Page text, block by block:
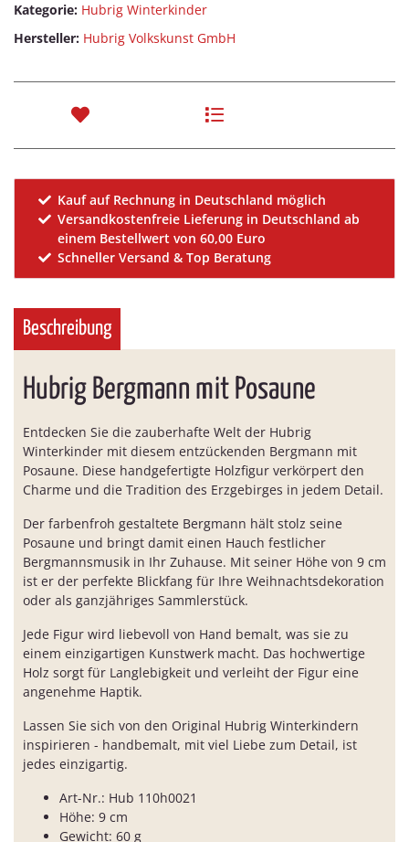
Kategorie: Hubrig Winterkinder
Hersteller: Hubrig Volkskunst GmbH
Kauf auf Rechnung in Deutschland möglich
Versandkostenfreie Lieferung in Deutschland ab
einem Bestellwert von 60,00 Euro
Schneller Versand & Top Beratung
Beschreibung
Hubrig Bergmann mit Posaune
Entdecken Sie die zauberhafte Welt der Hubrig
Winterkinder mit diesem entzückenden Bergmann mit
Posaune. Diese handgefertigte Holzfigur verkörpert den
Charme und die Tradition des Erzgebirges in jedem Detail.
Der farbenfroh gestaltete Bergmann hält stolz seine
Posaune und bringt damit einen Hauch festlicher
Bergmannsmusik in Ihr Zuhause. Mit seiner Höhe von 9 cm
ist er der perfekte Blickfang für Ihre Weihnachtsdekoration
oder als ganzjähriges Sammlerstück.
Jede Figur wird liebevoll von Hand bemalt, was sie zu
einem einzigartigen Kunstwerk macht. Das hochwertige
Holz sorgt für Langlebigkeit und verleiht der Figur eine
angenehme Haptik.
Lassen Sie sich von den Original Hubrig Winterkindern
inspirieren - handbemalt, mit viel Liebe zum Detail, ist
jedes einzigartig.
Art-Nr.: Hub 110h0021
Höhe: 9 cm
Gewicht: 60 g